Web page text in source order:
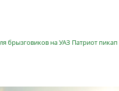
брызговиков на УАЗ Патриот пикап